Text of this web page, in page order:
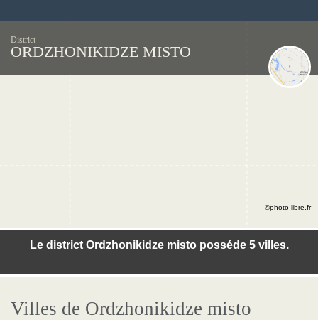
District
ORDZHONIKIDZE MISTO
Le district Ordzhonikidze misto posséde 5 villes.
©photo-libre.fr
Villes de Ordzhonikidze misto